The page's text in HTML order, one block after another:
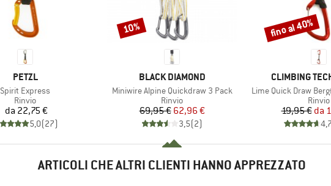
MARCHIO
PETZL
Articolo
Spirit Express
Gruppo di prodotti
Rinvio
Prezzo
da 22,75 €
5,0(27)
MARCHIO
BLACK DIAMOND
Articolo
Miniwire Alpine Quickdraw 3 Pack
Gruppo di prodotti
Rinvio
Prezzo
69,95 €Prezzo ridotto
62,96 €
3,5(2)
Sconto
10%
MARCHIO
CLIMBING
Articolo
Lime Quick Draw
Rinvio
19,95 € da
4,7
Sconto
fino al 40%
ARTICOLI CHE ALTRI CLIENTI HANNO APPREZZATO